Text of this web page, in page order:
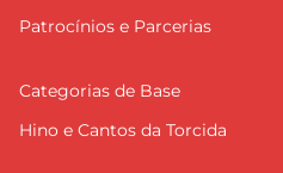
Patrocínios e Parcerias
Categorias de Base
Hino e Cantos da Torcida